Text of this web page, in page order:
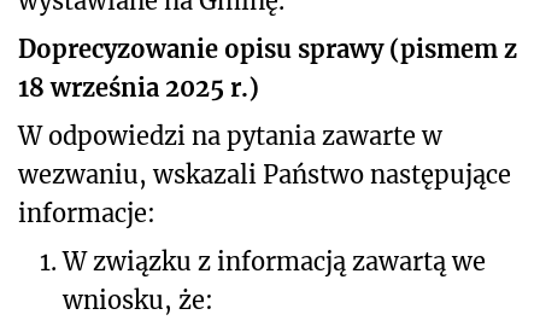
Doprecyzowanie opisu sprawy (pismem z
18 września 2025 r.)
W odpowiedzi na pytania zawarte w
wezwaniu, wskazali Państwo następujące
informacje:
1. W związku z informacją zawartą we
wniosku, że: